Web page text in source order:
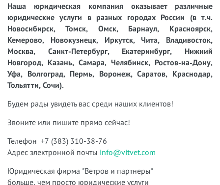
Наша юридическая компания оказывает различные
юридические услуги в разных городах России (в т.ч.
Новосибирск, Томск, Омск, Барнаул, Красноярск,
Кемерово, Новокузнецк, Иркутск, Чита, Владивосток,
Москва, Санкт-Петербург, Екатеринбург, Нижний
Новгород, Казань, Самара, Челябинск, Ростов-на-Дону,
Уфа, Волгоград, Пермь, Воронеж, Саратов, Краснодар,
Тольятти, Сочи).
Будем рады увидеть вас среди наших клиентов!
Звоните или пишите прямо сейчас!
Телефон +7 (383) 310-38-76
Адрес электронной почты info@vitvet.com
Юридическая фирма "Ветров и партнеры"
больше, чем просто юридические услуги